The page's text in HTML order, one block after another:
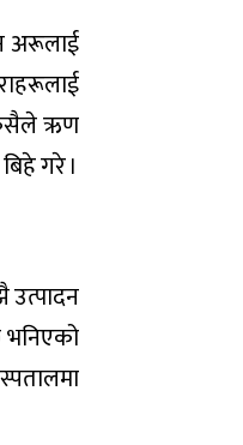
अरूलाई
कसैले ऋण
गरे ।
भनिएको